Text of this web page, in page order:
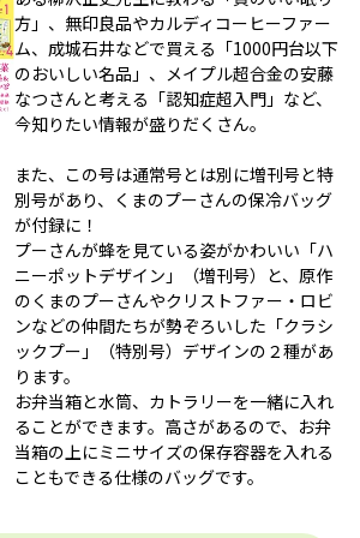
方」、無印良品やカルディコーヒーファー
ム、成城石井などで買える「1000円台以下
のおいしい名品」、メイプル超合金の安藤
なつさんと考える「認知症超入門」など、
今知りたい情報が盛りだくさん。
また、この号は通常号とは別に増刊号と特
別号があり、くまのプーさんの保冷バッグ
が付録に！
プーさんが蜂を見ている姿がかわいい「ハ
ニーポットデザイン」（増刊号）と、原作
のくまのプーさんやクリストファー・ロビ
ンなどの仲間たちが勢ぞろいした「クラシ
ックプー」（特別号）デザインの２種があ
ります。
お弁当箱と水筒、カトラリーを一緒に入れ
ることができます。高さがあるので、お弁
当箱の上にミニサイズの保存容器を入れる
こともできる仕様のバッグです。